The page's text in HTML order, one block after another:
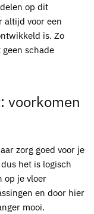
op dit
altijd voor een
is. Zo
schade
: voorkomen
zorg goed voor je
het is logisch
op je vloer
en door hier
mooi.